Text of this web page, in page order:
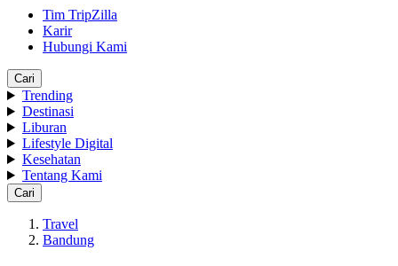
Tim TripZilla
Karir
Hubungi Kami
Cari
Trending
Destinasi
Liburan
Lifestyle Digital
Kesehatan
Tentang Kami
Cari
Travel
Bandung